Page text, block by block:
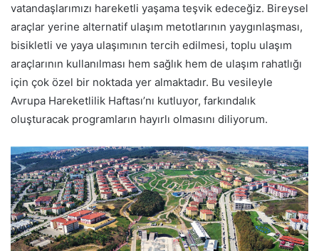
vatandaşlarımızı hareketli yaşama teşvik edeceğiz. Bireysel
araçlar yerine alternatif ulaşım metotlarının yaygınlaşması,
bisikletli ve yaya ulaşımının tercih edilmesi, toplu ulaşım
araçlarının kullanılması hem sağlık hem de ulaşım rahatlığı
için çok özel bir noktada yer almaktadır. Bu vesileyle
Avrupa Hareketlilik Haftası’nı kutluyor, farkındalık
oluşturacak programların hayırlı olmasını diliyorum.